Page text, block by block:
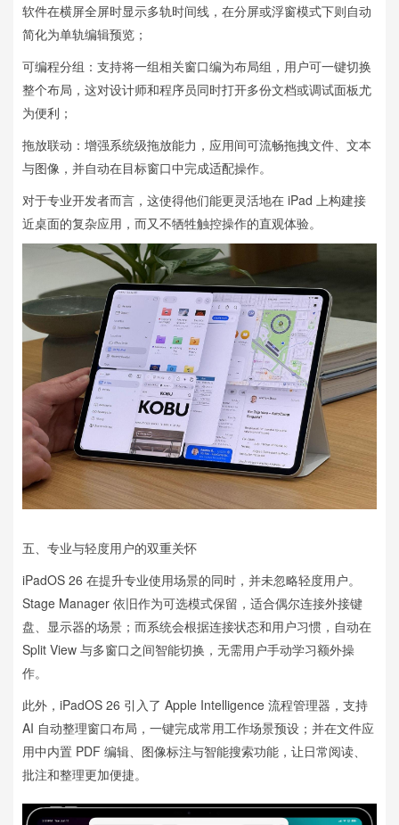
软件在横屏全屏时显示多轨时间线，在分屏或浮窗模式下则自动
简化为单轨编辑预览；
可编程分组：支持将一组相关窗口编为布局组，用户可一键切换
整个布局，这对设计师和程序员同时打开多份文档或调试面板尤
为便利；
拖放联动：增强系统级拖放能力，应用间可流畅拖拽文件、文本
与图像，并自动在目标窗口中完成适配操作。
对于专业开发者而言，这使得他们能更灵活地在 iPad 上构建接
近桌面的复杂应用，而又不牺牲触控操作的直观体验。
五、专业与轻度用户的双重关怀
iPadOS 26 在提升专业使用场景的同时，并未忽略轻度用户。
Stage Manager 依旧作为可选模式保留，适合偶尔连接外接键
盘、显示器的场景；而系统会根据连接状态和用户习惯，自动在
Split View 与多窗口之间智能切换，无需用户手动学习额外操
作。
此外，iPadOS 26 引入了 Apple Intelligence 流程管理器，支持
AI 自动整理窗口布局，一键完成常用工作场景预设；并在文件应
用中内置 PDF 编辑、图像标注与智能搜索功能，让日常阅读、
批注和整理更加便捷。